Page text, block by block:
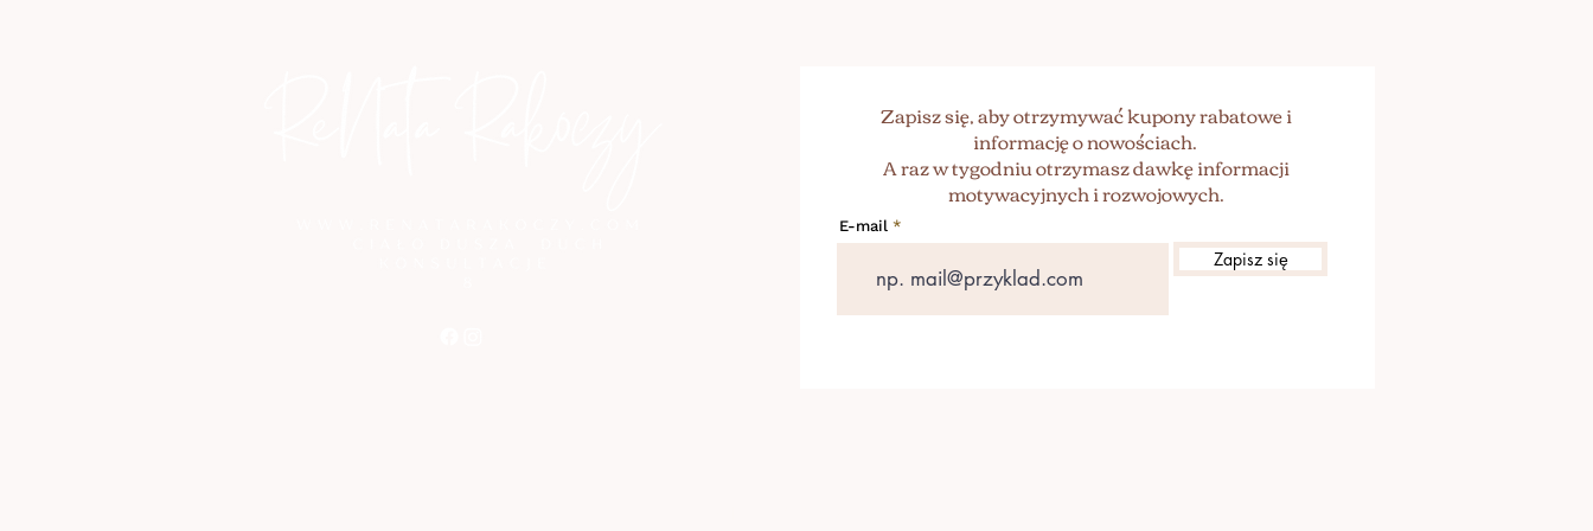
Zapisz się, aby otrzymywać kupony rabatowe i
informację o nowościach.
A raz w tygodniu otrzymasz dawkę informacji
motywacyjnych i rozwojowych.
E-mail
Zapisz się